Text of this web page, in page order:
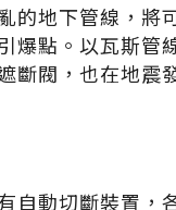
的地下管線，將
爆點。以瓦斯管
斷閥，也在地震
自動切斷裝置，